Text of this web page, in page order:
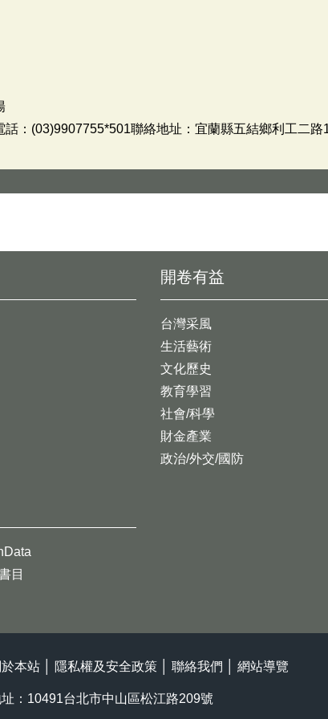
：(03)9907755*501聯絡地址：宜蘭縣五結鄉利工二路
開卷有益
台灣采風
生活藝術
文化歷史
教育學習
社會/科學
財金產業
政治/外交/國防
目
本站 隱私權及安全政策 聯絡我們 網站導覽
：10491台北市中山區松江路209號